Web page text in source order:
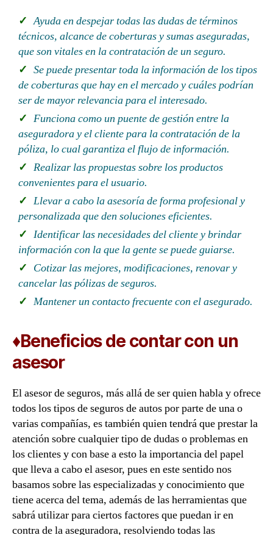
Ayuda en despejar todas las dudas de términos
técnicos, alcance de coberturas y sumas aseguradas,
que son vitales en la contratación de un seguro.
Se puede presentar toda la información de los tipos
de coberturas que hay en el mercado y cuáles podrían
ser de mayor relevancia para el interesado.
Funciona como un puente de gestión entre la
aseguradora y el cliente para la contratación de la
póliza, lo cual garantiza el flujo de información.
Realizar las propuestas sobre los productos
convenientes para el usuario.
Llevar a cabo la asesoría de forma profesional y
personalizada que den soluciones eficientes.
Identificar las necesidades del cliente y brindar
información con la que la gente se puede guiarse.
Cotizar las mejores, modificaciones, renovar y
cancelar las pólizas de seguros.
Mantener un contacto frecuente con el asegurado.
♦Beneficios de contar con un
asesor
El asesor de seguros, más allá de ser quien habla y ofrece
todos los tipos de seguros de autos por parte de una o
varias compañías, es también quien tendrá que prestar la
atención sobre cualquier tipo de dudas o problemas en
los clientes y con base a esto la importancia del papel
que lleva a cabo el asesor, pues en este sentido nos
basamos sobre las especializadas y conocimiento que
tiene acerca del tema, además de las herramientas que
sabrá utilizar para ciertos factores que puedan ir en
contra de la aseguradora, resolviendo todas las